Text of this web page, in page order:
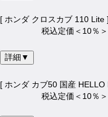
[ ホンダ クロスカブ 110
税込定価＜10％
詳細▼
[ ホンダ カブ50 国産
税込定価＜10％